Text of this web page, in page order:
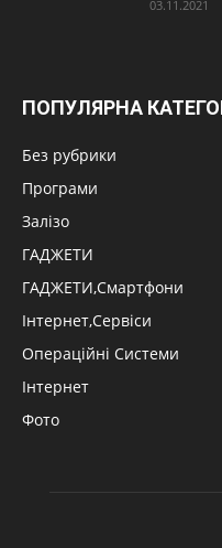
03.11.2021
ПОПУЛЯРНА
Без рубрики
Програми
Залізо
ГАДЖЕТИ
ГАДЖЕТИ,Смартфони
Інтернет,Сервіси
Операційні Системи
Інтернет
Фото